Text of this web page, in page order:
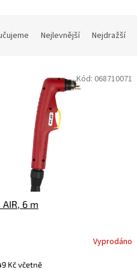
Nejlevnější Nejdražší
AIR, 6 m
Vyprodáno
Kč včetně
Kód: 068710071